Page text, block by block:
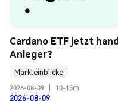
Cardano ETF jetzt
Anleger?
Markteinblicke
2026-08-09
10-15m
2026-08-09